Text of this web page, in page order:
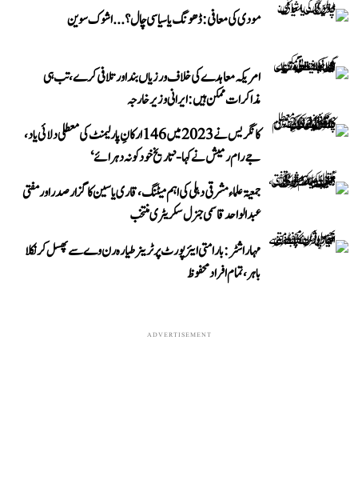
مودی کی معافی: ڈھونگ یا سیاسی چال؟...اشوک سوین
امریکہ معاہدے کی خلاف ورزیاں بند اور تلافی کرے، تب ہی
مذاکرات ممکن ہیں: ایرانی وزیر خارجہ
کانگریس نے 2023 میں 146 ارکانِ پارلیمنٹ کی معطلی دلائی یاد،
جے رام رمیش نے کہا- ’تاریخ خود کو نہ دہرائے‘
جمعیۃ علماء مشرقی دہلی کی اہم میٹنگ، قاری یاسین کا گزار صدر اور مفتی
عبد الواحد قاسمی جنرل سکریٹری منتخب
مہاراشٹر: بارامتی ایئرپورٹ پر ٹرینر طیارہ رن وے سے پھسل کر نکلا
باہر، تمام افراد محفوظ
ADVERTISEMENT